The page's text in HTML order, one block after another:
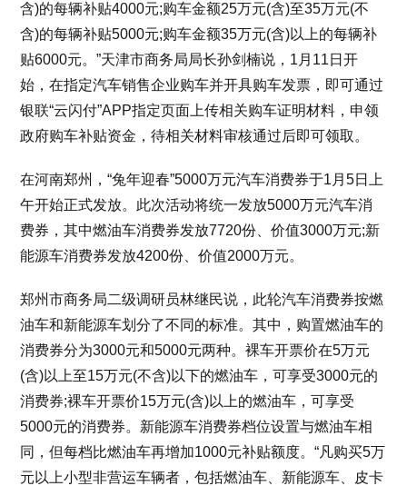
含)的每辆补贴4000元;购车金额25万元(含)至35万元(不
含)的每辆补贴5000元;购车金额35万元(含)以上的每辆补
贴6000元。”天津市商务局局长孙剑楠说，1月11日开
始，在指定汽车销售企业购车并开具购车发票，即可通过
银联“云闪付”APP指定页面上传相关购车证明材料，申领
政府购车补贴资金，待相关材料审核通过后即可领取。
在河南郑州，“兔年迎春”5000万元汽车消费券于1月5日上
午开始正式发放。此次活动将统一发放5000万元汽车消
费券，其中燃油车消费券发放7720份、价值3000万元;新
能源车消费券发放4200份、价值2000万元。
郑州市商务局二级调研员林继民说，此轮汽车消费券按燃
油车和新能源车划分了不同的标准。其中，购置燃油车的
消费券分为3000元和5000元两种。裸车开票价在5万元
(含)以上至15万元(不含)以下的燃油车，可享受3000元的
消费券;裸车开票价15万元(含)以上的燃油车，可享受
5000元的消费券。新能源车消费券档位设置与燃油车相
同，但每档比燃油车再增加1000元补贴额度。“凡购买5万
元以上小型非营运车辆者，包括燃油车、新能源车、皮卡